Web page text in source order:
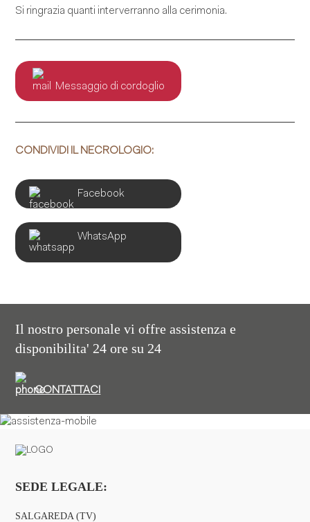
Si ringrazia quanti interverranno alla cerimonia.
Messaggio di cordoglio
CONDIVIDI IL NECROLOGIO:
Facebook
WhatsApp
Il nostro personale vi offre assistenza e
disponibilita' 24 ore su 24
CONTATTACI
SEDE LEGALE:
SALGAREDA (TV)